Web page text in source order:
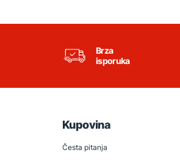
Brza
isporuka
Kupovina
Česta pitanja